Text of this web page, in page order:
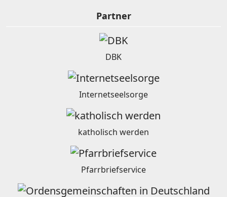
Partner
DBK
Internetseelsorge
katholisch werden
Pfarrbriefservice